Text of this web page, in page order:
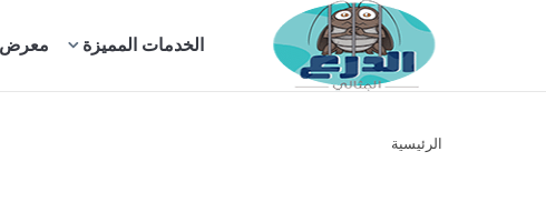
بحث الخدمات المميزة معرض
الرئيسية